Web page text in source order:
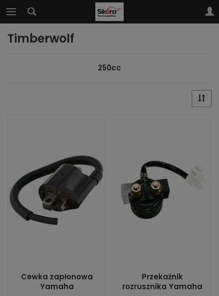
Timberwolf
250cc
Cewka zapłonowa
Yamaha
Przekaźnik
rozrusznika Yamaha